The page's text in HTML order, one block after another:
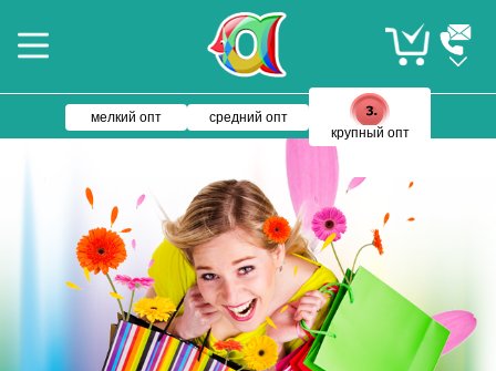
мелкий опт
средний опт
крупный опт